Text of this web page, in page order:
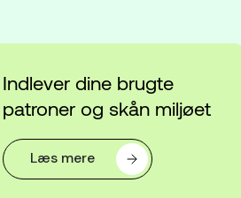
Indlever dine brugte
patroner og skån miljøet
Læs mere